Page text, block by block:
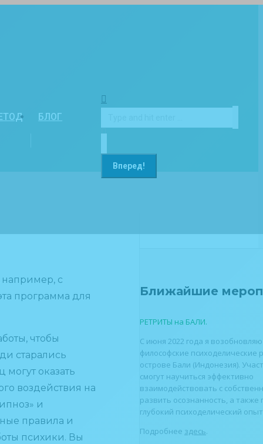
БЛОГ
например, с
программа для
чтобы
старались
оказать
воздействия на
и
правила и
психики. Вы
Ближайшие
РЕТРИТЫ на БАЛИ.
С июня 2022 года я
философские психоделические
острове Бали (Индонезия).
смогут научиться эффективно
взаимодействовать с
развить осознанность, а также
глубокий психоделический
Подробнее здесь.